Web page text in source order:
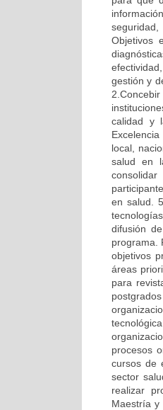
Objetivos
gestión y
calidad y
local,
salud en
en salud.
difusión
programa.
objetivos
áreas
para
procesos
cursos de
sector
realizar
Maestría y